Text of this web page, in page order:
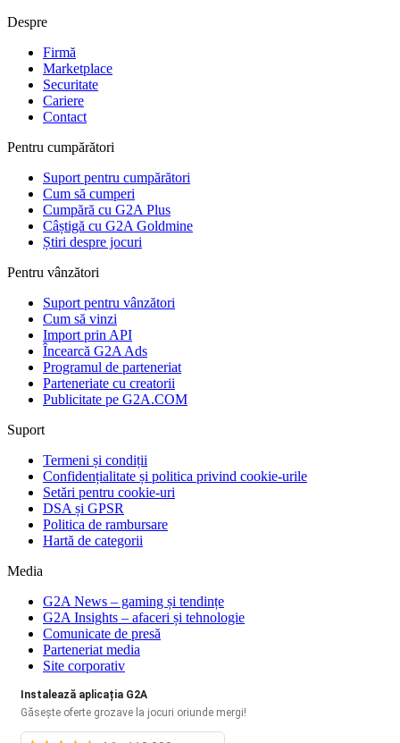
Despre
Firmă
Marketplace
Securitate
Cariere
Contact
Pentru cumpărători
Suport pentru cumpărători
Cum să cumperi
Cumpără cu G2A Plus
Câștigă cu G2A Goldmine
Știri despre jocuri
Pentru vânzători
Suport pentru vânzători
Cum să vinzi
Import prin API
Încearcă G2A Ads
Programul de parteneriat
Parteneriate cu creatorii
Publicitate pe G2A.COM
Suport
Termeni și condiții
Confidențialitate și politica privind cookie-urile
Setări pentru cookie-uri
DSA și GPSR
Politica de rambursare
Hartă de categorii
Media
G2A News – gaming și tendințe
G2A Insights – afaceri și tehnologie
Comunicate de presă
Parteneriat media
Site corporativ
Instalează aplicația G2A
Găsește oferte grozave la jocuri oriunde mergi!